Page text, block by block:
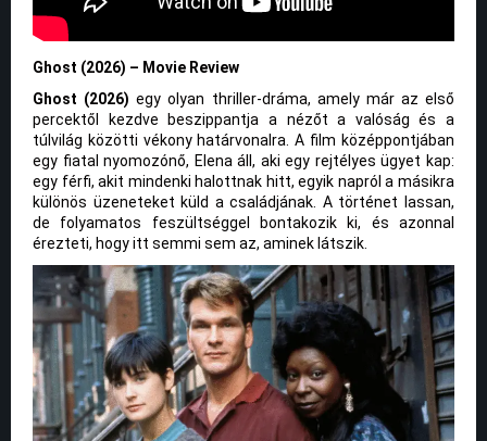
Ghost (2026) – Movie Review
Ghost (2026) egy olyan thriller-dráma, amely már az első
percektől kezdve beszippantja a nézőt a valóság és a
túlvilág közötti vékony határvonalra. A film középpontjában
egy fiatal nyomozónő, Elena áll, aki egy rejtélyes ügyet kap:
egy férfi, akit mindenki halottnak hitt, egyik napról a másikra
különös üzeneteket küld a családjának. A történet lassan,
de folyamatos feszültséggel bontakozik ki, és azonnal
érezteti, hogy itt semmi sem az, aminek látszik.